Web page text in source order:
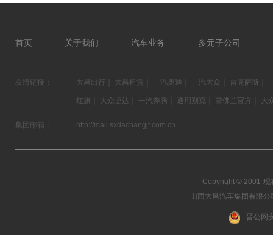
首页 关于我们 汽车业务 多元子公司
友情链接： 大昌出行 大昌租赁 一汽奥迪 一汽大众 雷克萨斯
红旗 大众捷达 一汽奔腾 通用别克 雪佛兰官方 大
集团邮箱： http://mail.sxdachangjt.com.cn
Copyright © 2001-现
山西大昌汽车集团有限
晋公网